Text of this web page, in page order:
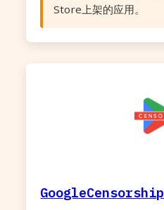
Store上架的应用。
GoogleCensorship